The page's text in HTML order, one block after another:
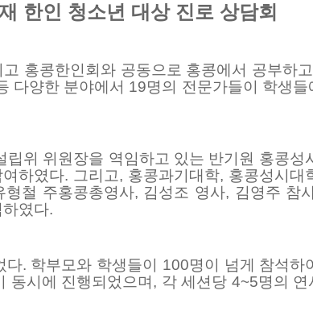
한인 청소년 대상 진로 상담회
고 홍콩한인회와 공동으로 홍콩에서 공부하
다양한 분야에서 19명의 전문가들이 학생
립위 위원장을 역임하고 있는 반기원 홍콩
하였다. 그리고, 홍콩과기대학, 홍콩성시대
형철 주홍콩총영사, 김성조 영사, 김영주 참
였다.
다. 학부모와 학생들이 100명이 넘게 참석하
동시에 진행되었으며 , 각 세션당 4~5명의 연